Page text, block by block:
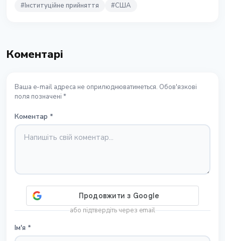
#Інституційне прийняття #США
Коментарі
Ваша e-mail адреса не оприлюднюватиметься. Обов'язкові
поля позначені *
Коментар *
або підтвердіть через email
Ім'я *